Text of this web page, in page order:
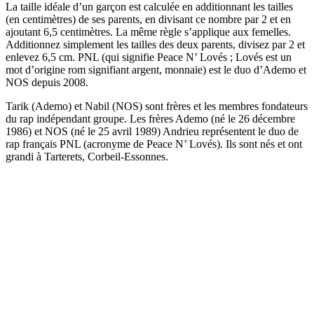
La taille idéale d’un garçon est calculée en additionnant les tailles
(en centimètres) de ses parents, en divisant ce nombre par 2 et en
ajoutant 6,5 centimètres. La même règle s’applique aux femelles.
Additionnez simplement les tailles des deux parents, divisez par 2 et
enlevez 6,5 cm. PNL (qui signifie Peace N’ Lovés ; Lovés est un
mot d’origine rom signifiant argent, monnaie) est le duo d’Ademo et
NOS depuis 2008.
Tarik (Ademo) et Nabil (NOS) sont frères et les membres fondateurs
du rap indépendant groupe. Les frères Ademo (né le 26 décembre
1986) et NOS (né le 25 avril 1989) Andrieu représentent le duo de
rap français PNL (acronyme de Peace N’ Lovés). Ils sont nés et ont
grandi à Tarterets, Corbeil-Essonnes.